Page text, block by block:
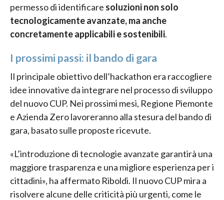
permesso di identificare soluzioni non solo
tecnologicamente avanzate, ma anche
concretamente applicabili e sostenibili.
I prossimi passi: il bando di gara
Il principale obiettivo dell’hackathon era raccogliere
idee innovative da integrare nel processo di sviluppo
del nuovo CUP. Nei prossimi mesi, Regione Piemonte
e Azienda Zero lavoreranno alla stesura del bando di
gara, basato sulle proposte ricevute.
«L’introduzione di tecnologie avanzate garantirà una
maggiore trasparenza e una migliore esperienza per i
cittadini», ha affermato Riboldi. Il nuovo CUP mira a
risolvere alcune delle criticità più urgenti, come le